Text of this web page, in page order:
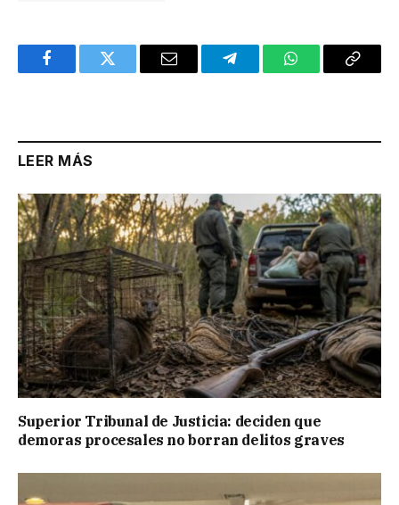
FacebookTwitter Email TelegramWhatsAppCopy
LEER MÁS
Superior Tribunal de Justicia: deciden que
demoras procesales no borran delitos graves